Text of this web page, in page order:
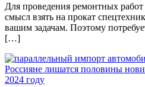
Для проведения ремонтных работ
смысл взять на прокат
вашим задачам. Поэтому
[…]
Россияне лишатся половины
2024 году